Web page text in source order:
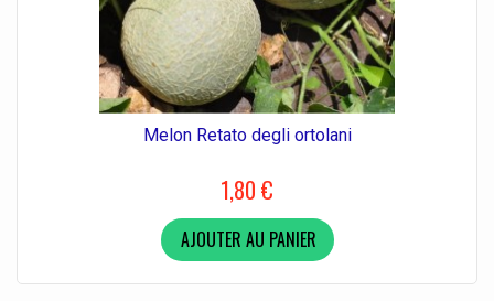
Melon Retato degli ortolani
1,80 €
AJOUTER AU PANIER